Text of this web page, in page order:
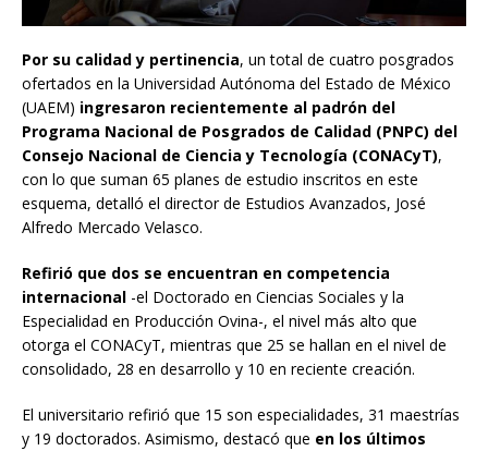
Por su calidad y pertinencia, un total de cuatro posgrados
ofertados en la Universidad Autónoma del Estado de México
(UAEM) ingresaron recientemente al padrón del
Programa Nacional de Posgrados de Calidad (PNPC) del
Consejo Nacional de Ciencia y Tecnología (CONACyT),
con lo que suman 65 planes de estudio inscritos en este
esquema, detalló el director de Estudios Avanzados, José
Alfredo Mercado Velasco.
Refirió que dos se encuentran en competencia
internacional -el Doctorado en Ciencias Sociales y la
Especialidad en Producción Ovina-, el nivel más alto que
otorga el CONACyT, mientras que 25 se hallan en el nivel de
consolidado, 28 en desarrollo y 10 en reciente creación.
El universitario refirió que 15 son especialidades, 31 maestrías
y 19 doctorados. Asimismo, destacó que en los últimos